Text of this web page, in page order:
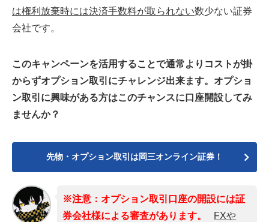
は権利放棄時には決済手数料が取られない数少ない証券
会社です。
このキャンペーンを活用することで通常よりコストが掛
からずオプション取引にチャレンジ出来ます。オプショ
ン取引に興味がある方はこのチャンスに口座開設してみ
ませんか？
先物・オプション取引は岡三オンライン証券！
※注意：オプション取引口座の開設には証
券会社様による審査があります。
FXや